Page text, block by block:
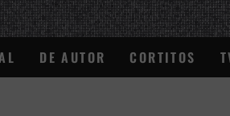
DE AUTOR CORTITOS